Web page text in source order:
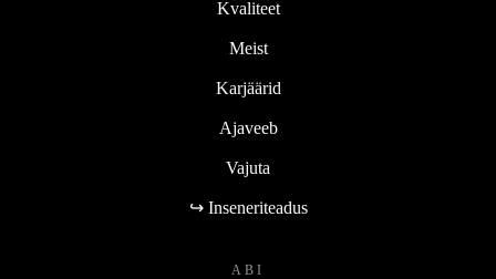
Kvaliteet
Meist
Karjäärid
Ajaveeb
Vajuta
↪ Inseneriteadus
ABI